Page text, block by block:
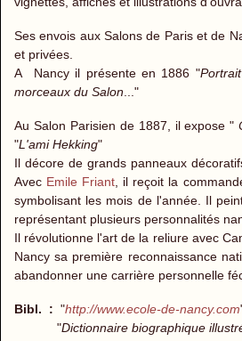
Ses envois aux Salons de Paris et de
et privées.
A Nancy il présente en 1886 "
morceaux du Salon ..."
Au Salon Parisien de 1887, il expose "
"L'ami Hekking"
Il décore de grands panneaux
Avec Emile Friant , il reçoit la
symbolisant les mois de l'année. Il
représentant plusieurs personnalités
Il révolutionne l'art de la reliure avec
Nancy sa première reconnaissance
abandonner une carrière personnelle
Bibl. : "http://www.ecole-de-nancy.com
"Dictionnaire biographique